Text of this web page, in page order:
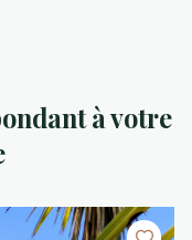
à votre